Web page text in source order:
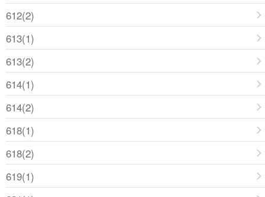
612(2)
613(1)
613(2)
614(1)
614(2)
618(1)
618(2)
619(1)